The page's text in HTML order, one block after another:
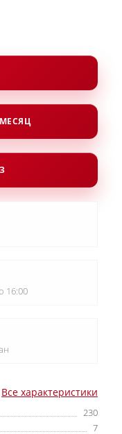
Все характеристики
230
7
16:00